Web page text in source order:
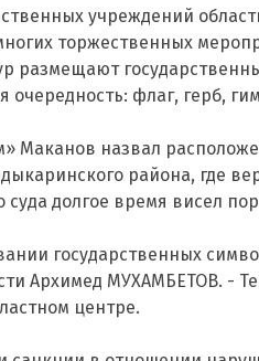
учреждений
торжественных
размещают
очередность: флаг, герб,
назвал
района, где
суда долгое время висел
государственных
Архимед МУХАМБЕТОВ. -
центре.